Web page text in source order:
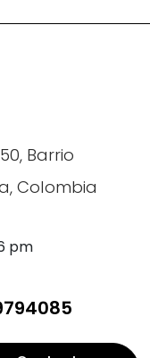
Barrio
Colombia
pm